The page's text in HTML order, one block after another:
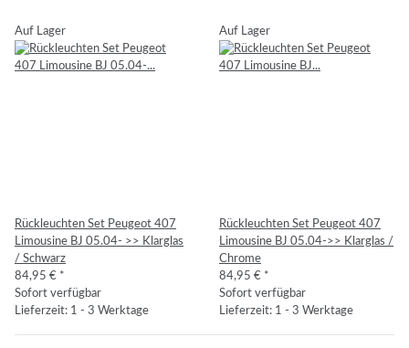
Auf Lager
Rückleuchten Set Peugeot 407
Limousine BJ 05.04- >> Klarglas
/ Schwarz
84,95 € *
Sofort verfügbar
Lieferzeit: 1 - 3 Werktage
Auf Lager
Rückleuchten Set Peugeot 407
Limousine BJ 05.04->> Klarglas /
Chrome
84,95 € *
Sofort verfügbar
Lieferzeit: 1 - 3 Werktage